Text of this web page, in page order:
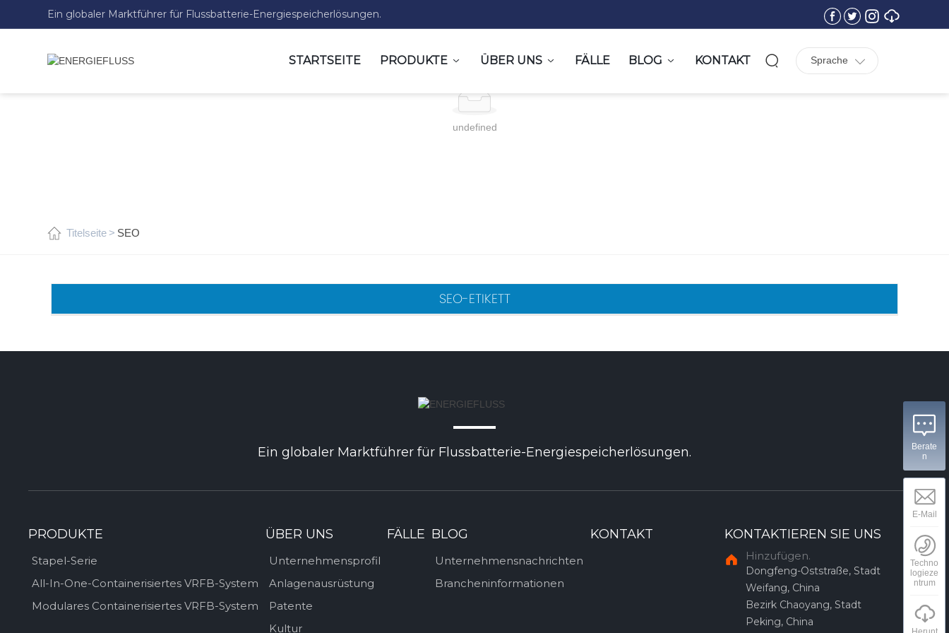
Ein globaler Marktführer für Flussbatterie-Energiespeicherlösungen.
STARTSEITE PRODUKTE ÜBER UNS FÄLLE BLOG KONTAKT Sprache
undefined
Titelseite SEO
SEO-ETIKETT
Ein globaler Marktführer für Flussbatterie-Energiespeicherlösungen.
PRODUKTE
Stapel-Serie
All-In-One-Containerisiertes VRFB-System
Modulares Containerisiertes VRFB-System
ÜBER UNS
Unternehmensprofil
Anlagenausrüstung
Patente
Kultur
FÄLLE BLOG
Unternehmensnachrichten
Brancheninformationen
KONTAKT KONTAKTIEREN SIE UNS
Hinzufügen.
Dongfeng-Oststraße, Stadt
Weifang, China
Bezirk Chaoyang, Stadt
Peking, China
Berate
n
E-Mail
Techno
logieze
ntrum